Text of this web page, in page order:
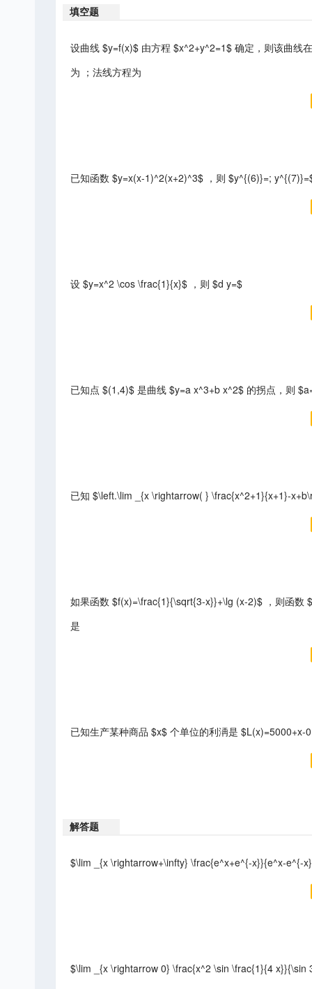
填空题
设曲线 $y=f(x)$ 由方程 $x^2+y^2=1$ 确定，则该曲
为 ；法线方程为
已知函数 $y=x(x-1)^2(x+2)^3$ ，则 $y^{(6)}=;
设 $y=x^2 \cos \frac{1}{x}$ ，则 $d y=$
已知点 $(1,4)$ 是曲线 $y=a x^3+b x^2$ 的拐点，则
已知 $\left.\lim _{x \rightarrow( } \frac{x^2+1}{x+1}-
如果函数 $f(x)=\frac{1}{\sqrt{3-x}}+\lg (x-2)$ ，则函
是
已知生产某种商品 $x$ 个单位的利洅是
解答题
$\lim _{x \rightarrow+\infty} \frac{e^x+e^{-x}}{e^x-e^{-
$\lim _{x \rightarrow 0} \frac{x^2 \sin \frac{1}{4 x}}{\sin